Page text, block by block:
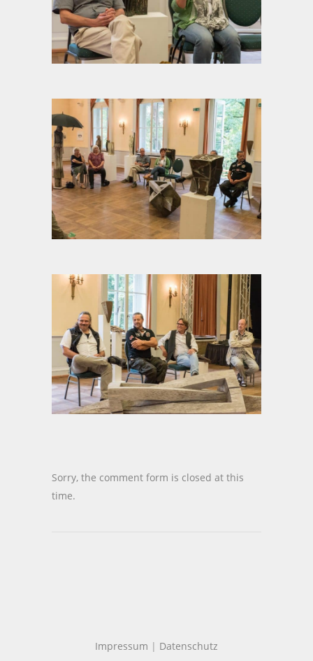
Sorry, the comment form is closed at this
time.
Impressum | Datenschutz